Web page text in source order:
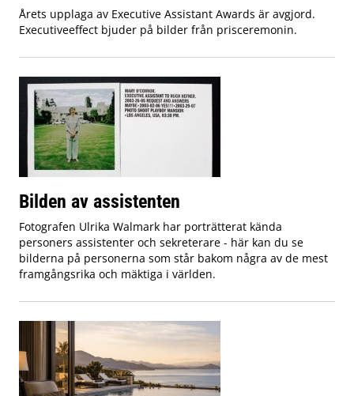
Årets upplaga av Executive Assistant Awards är avgjord.
Executiveeffect bjuder på bilder från prisceremonin.
Bilden av assistenten
Fotografen Ulrika Walmark har porträtterat kända
personers assistenter och sekreterare - här kan du se
bilderna på personerna som står bakom några av de mest
framgångsrika och mäktiga i världen.